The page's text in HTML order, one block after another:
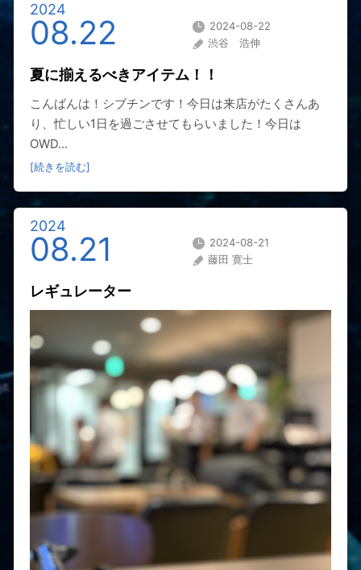
2024
08.22
2024-08-22
渋谷 浩伸
夏に揃えるべきアイテム！！
こんばんは！シブチンです！今日は来店がたくさんあ
り、忙しい1日を過ごさせてもらいました！今日は
OWD...
[続きを読む]
2024
08.21
2024-08-21
藤田 寛士
レギュレーター